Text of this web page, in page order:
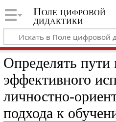
Поле цифровой
дидактики
Определять пути
эффективного
личностно-
подхода к